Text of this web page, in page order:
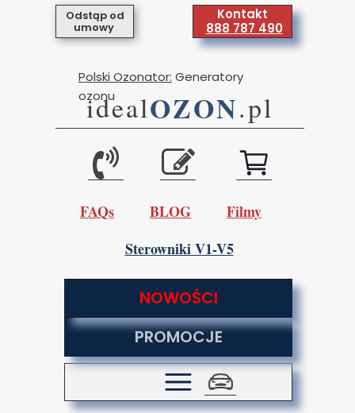
Odstąp od
umowy
NOWOŚCI
PROMOCJE
Kontakt
888 787 490
FAQs BLOG Filmy
idealOZON.pl
Polski Ozonator: Generatory
ozonu
Sterowniki V1-V5